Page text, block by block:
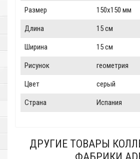
Размер 150x150 мм
Длина 15 см
Ширина 15 см
Рисунок геометрия
Цвет серый
Страна Испания
ДРУГИЕ ТОВАРЫ